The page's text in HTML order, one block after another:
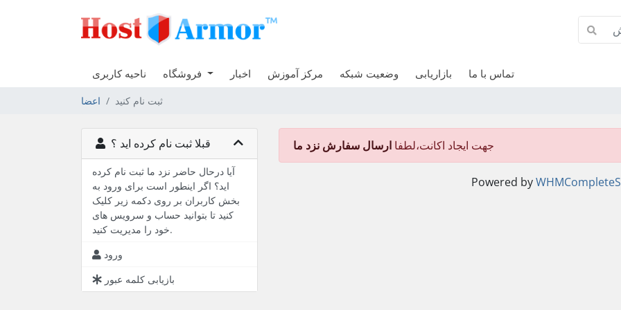
ناحیه کاربری اخبار مرکز آموزش وضعیت شبکه بازاریابی تماس با ما
اعضا ثبت نام کنید
قبلا ثبت نام کرده اید ؟
آیا درحال حاضر نزد ما ثبت نام کرده
اید؟ اگر اینطور است برای ورود به
بخش کاربران بر روی دکمه زیر کلیک
کنید تا بتوانید حساب و سرویس های
خود را مدیریت کنید.
ورود
بازیابی کلمه عبور
جهت ایجاد اکانت،لطفا ارسال سفارش نزد ما
Powered by